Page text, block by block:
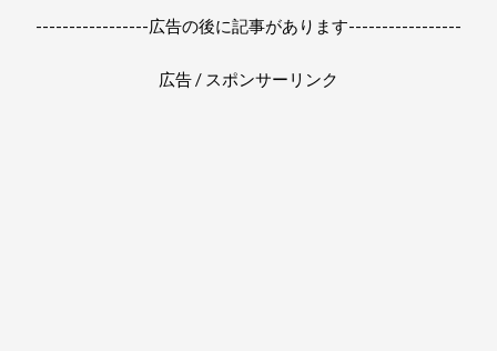
-----------------広告の後に記事があります-----------------
広告 / スポンサーリンク